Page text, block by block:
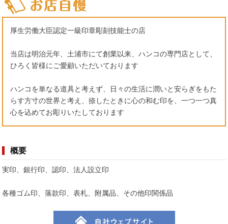
厚生労働大臣認定一級印章彫刻技能士の店
当店は明治元年、土浦市にて創業以来、ハンコの専門店として、
ひろく皆様にご愛顧いただいております
ハンコを単なる道具と考えず、日々の生活に潤いと安らぎをもた
らす方寸の世界と考え、捺したときに心の和む印を、一つ一つ真
心を込めてお彫りいたしております
概要
実印、銀行印、認印、法人設立印
各種ゴム印、落款印、表札、附属品、その他印関係品